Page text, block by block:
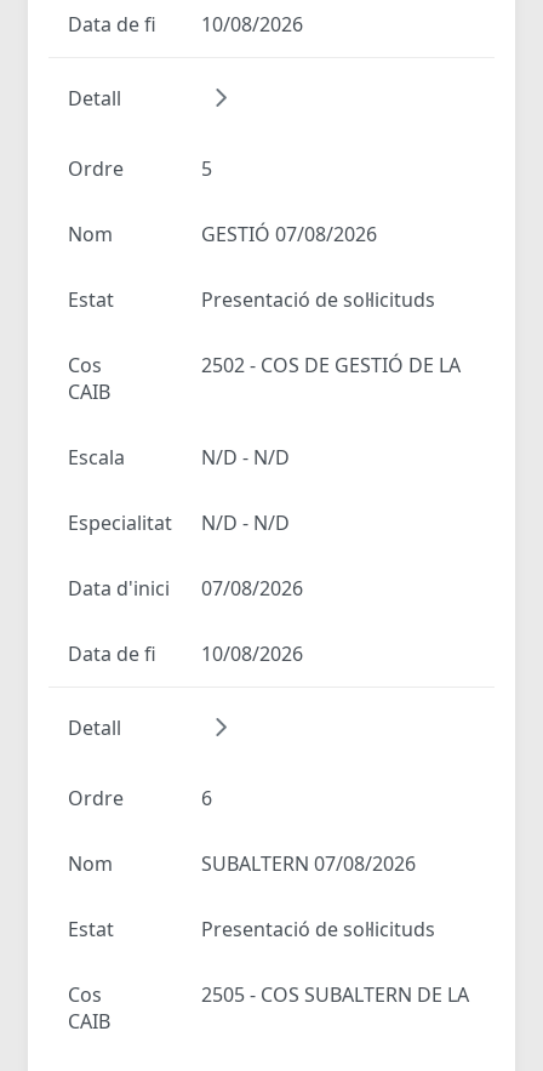
Data de fi 10/08/2026
Detall
Ordre 5
Nom GESTIÓ 07/08/2026
Estat Presentació de sol·licituds
Cos
2502 - COS DE GESTIÓ DE LA
CAIB
Escala N/D - N/D
Especialitat N/D - N/D
Data d'inici 07/08/2026
Data de fi 10/08/2026
Detall
Ordre 6
Nom SUBALTERN 07/08/2026
Estat Presentació de sol·licituds
Cos
2505 - COS SUBALTERN DE LA
CAIB